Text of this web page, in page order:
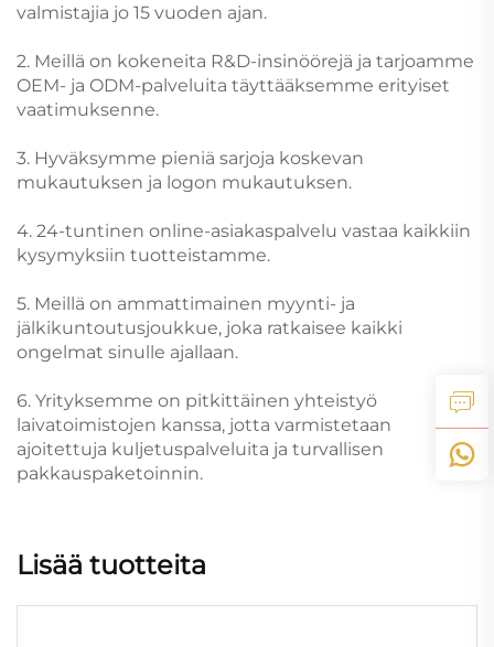
valmistajia jo 15 vuoden ajan.
2. Meillä on kokeneita R&D-insinöörejä ja tarjoamme
OEM- ja ODM-palveluita täyttääksemme erityiset
vaatimuksenne.
3. Hyväksymme pieniä sarjoja koskevan
mukautuksen ja logon mukautuksen.
4. 24-tuntinen online-asiakaspalvelu vastaa kaikkiin
kysymyksiin tuotteistamme.
5. Meillä on ammattimainen myynti- ja
jälkikuntoutusjoukkue, joka ratkaisee kaikki
ongelmat sinulle ajallaan.
6. Yrityksemme on pitkittäinen yhteistyö
laivatoimistojen kanssa, jotta varmistetaan
ajoitettuja kuljetuspalveluita ja turvallisen
pakkauspaketoinnin.
Lisää tuotteita